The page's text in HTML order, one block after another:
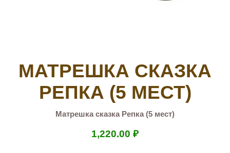
МАТРЕШКА СКАЗКА
РЕПКА (5 МЕСТ)
Матрешка сказка Репка (5 мест)
1,220.00 ₽